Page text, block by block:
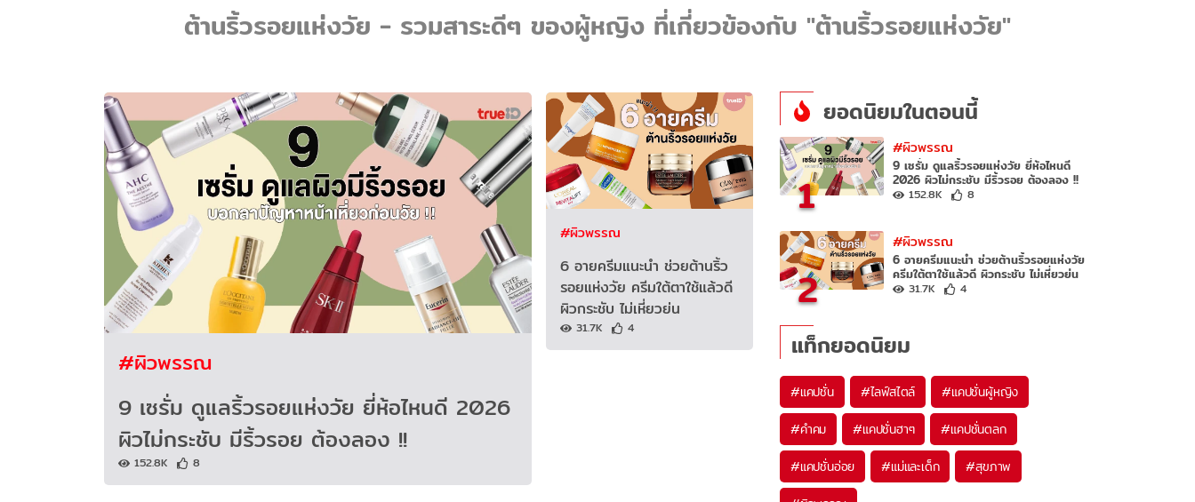
ต้านริ้วรอยแห่งวัย - รวมสาระดีๆ ของผู้หญิง ที่เกี่ยวข้องกับ "ต้านริ้วรอยแห่งวัย"
#ผิวพรรณ
9 เซรั่ม ดูแลริ้วรอยแห่งวัย ยี่ห้อไหนดี 2026
ผิวไม่กระชับ มีริ้วรอย ต้องลอง !!
152.8K 8
#ผิวพรรณ
6 อายครีมแนะนำ ช่วยต้านริ้ว
รอยแห่งวัย ครีมใต้ตาใช้แล้วดี
ผิวกระชับ ไม่เหี่ยวย่น
31.7K 4
ยอดนิยมในตอนนี้
1
#ผิวพรรณ
9 เซรั่ม ดูแลริ้วรอยแห่งวัย ยี่ห้อไหนดี
2026 ผิวไม่กระชับ มีริ้วรอย ต้องลอง !!
152.8K 8
2
#ผิวพรรณ
6 อายครีมแนะนำ ช่วยต้านริ้วรอยแห่งวัย
ครีมใต้ตาใช้แล้วดี ผิวกระชับ ไม่เหี่ยวย่น
31.7K 4
แท็กยอดนิยม
#แคปชั่น #ไลฟ์สไตล์ #แคปชั่นผู้หญิง
#คำคม #แคปชั่นฮาๆ #แคปชั่นตลก
#แคปชั่นอ่อย #แม่และเด็ก #สุขภาพ